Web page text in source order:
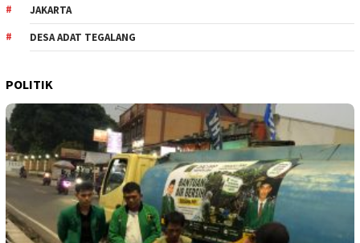
JAKARTA
DESA ADAT TEGALANG
POLITIK